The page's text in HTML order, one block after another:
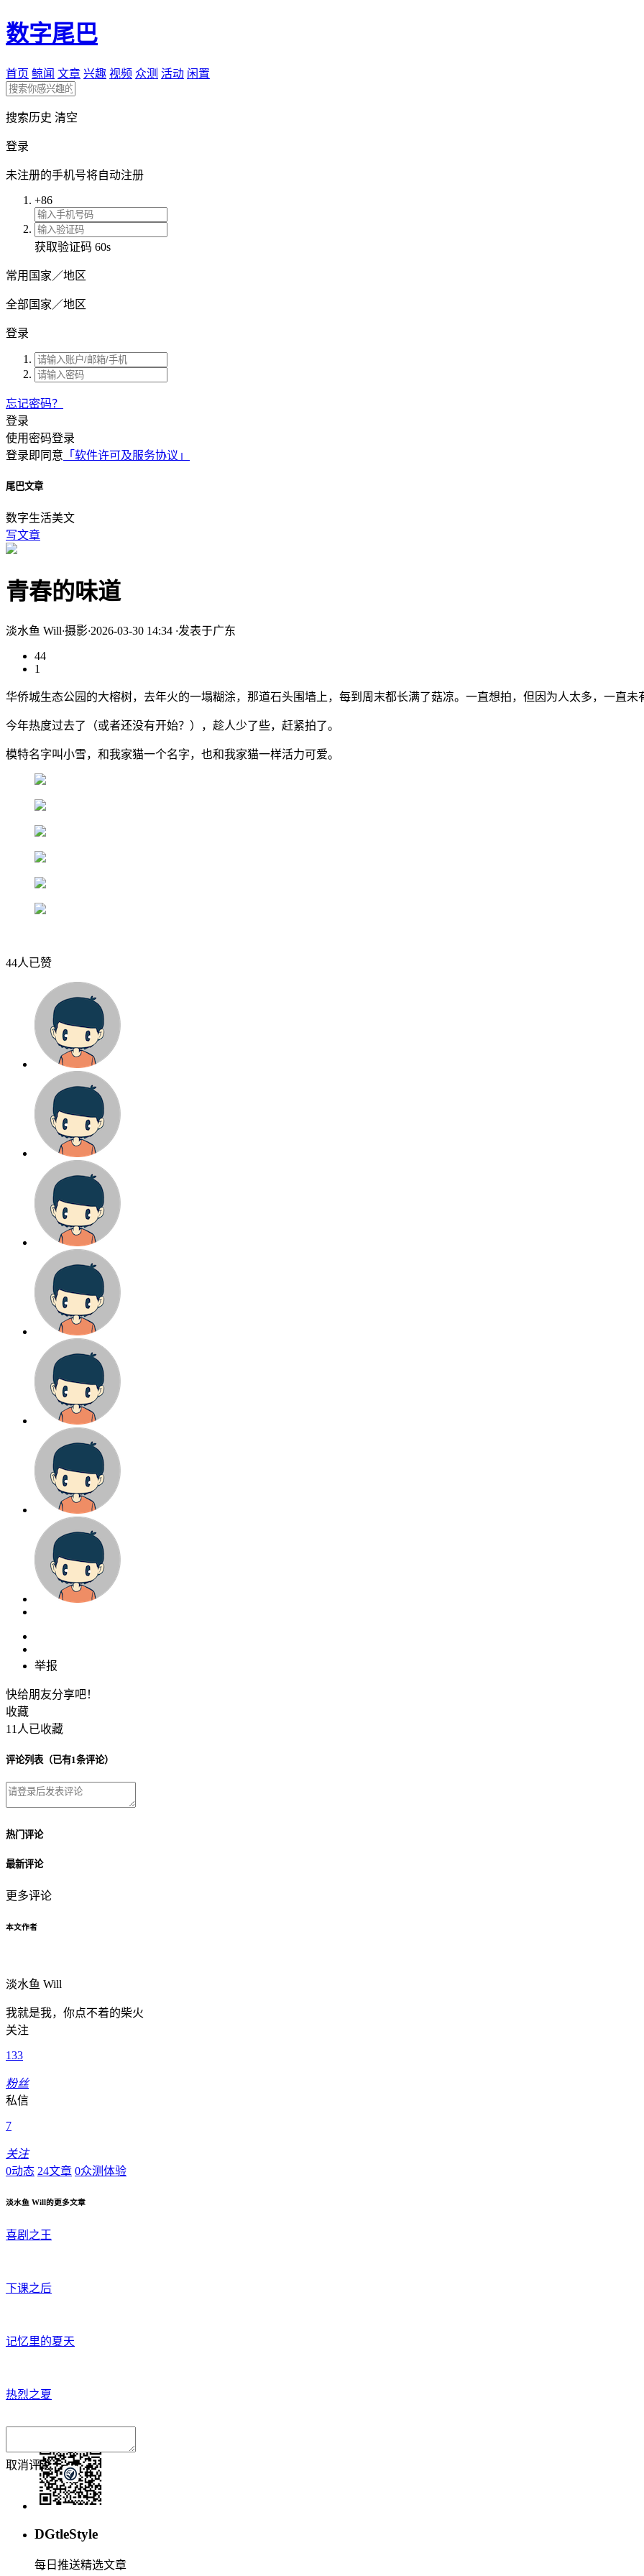
数字尾巴
首页 鲸闻 文章 兴趣 视频 众测 活动 闲置
搜索历史 清空
登录
未注册的手机号将自动注册
+86
获取验证码 60s
常用国家／地区
全部国家／地区
登录
忘记密码？
登录
使用密码登录
登录即同意 「软件许可及服务协议」
尾巴文章
数字生活美文
写文章
青春的味道
淡水鱼 Will·摄影·2026-03-30 14:34 ·发表于广东
44
1
华侨城生态公园的大榕树，去年火的一塌糊涂，那道石头围墙上，每到周末都长满了菇凉。一直想拍，但因为人太多，一直未
今年热度过去了（或者还没有开始？），趁人少了些，赶紧拍了。
模特名字叫小雪，和我家猫一个名字，也和我家猫一样活力可爱。
44人已赞
举报
快给朋友分享吧！
收藏
11人已收藏
评论列表 （已有1条评论）
热门评论
最新评论
更多评论
本文作者
淡水鱼 Will
我就是我，你点不着的柴火
关注
133
粉丝
私信
7
关注
0动态 24文章 0众测体验
淡水鱼 Will的更多文章
喜剧之王
下课之后
记忆里的夏天
热烈之夏
取消评论
DGtleStyle
每日推送精选文章